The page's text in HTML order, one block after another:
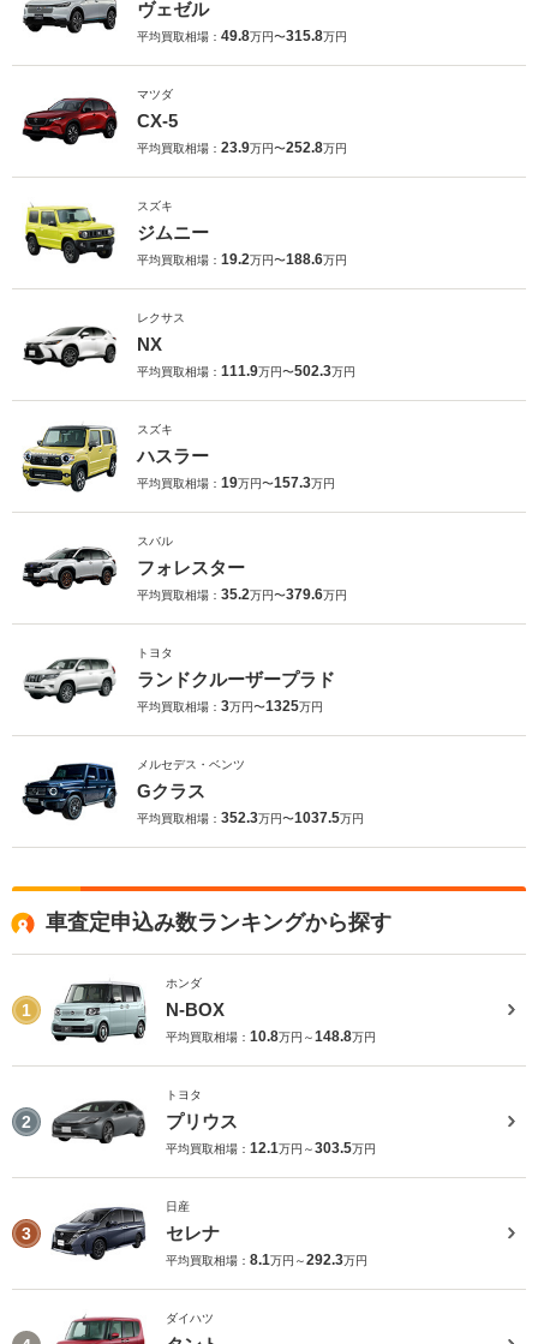
ヴェゼル
平均買取相場： 49.8万円〜315.8万円
マツダ
CX-5
平均買取相場： 23.9万円〜252.8万円
スズキ
ジムニー
平均買取相場： 19.2万円〜188.6万円
レクサス
NX
平均買取相場： 111.9万円〜502.3万円
スズキ
ハスラー
平均買取相場： 19万円〜157.3万円
スバル
フォレスター
平均買取相場： 35.2万円〜379.6万円
トヨタ
ランドクルーザープラド
平均買取相場： 3万円〜1325万円
メルセデス・ベンツ
Gクラス
平均買取相場： 352.3万円〜1037.5万円
車査定申込み数ランキングから探す
1
ホンダ
N-BOX
平均買取相場： 10.8万円～148.8万円
2
トヨタ
プリウス
平均買取相場： 12.1万円～303.5万円
3
日産
セレナ
平均買取相場： 8.1万円～292.3万円
ダイハツ